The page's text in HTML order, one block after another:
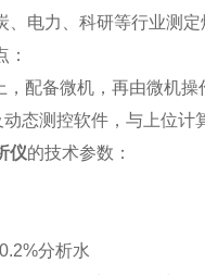
电力、科研等行业测
：
配备微机，再由微机
态测控软件，与上位计
仪的技术参数：
分析水